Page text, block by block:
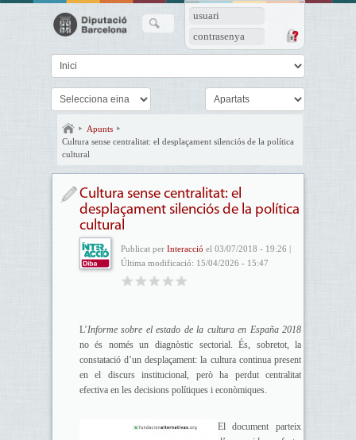
usuari
contrasenya
Apunts
Cultura sense centralitat: el desplaçament silenciós de la política
cultural
Cultura sense centralitat: el
desplaçament silenciós de la política
cultural
Publicat per Interacció el 03/07/2018 - 19:26 |
Última modificació: 15/04/2026 - 15:47
L’Informe sobre el estado de la cultura en España 2018
no és només un diagnòstic sectorial. És, sobretot, la
constatació d’un desplaçament: la cultura continua present
en el discurs institucional, però ha perdut centralitat
efectiva en les decisions polítiques i econòmiques.
El document parteix